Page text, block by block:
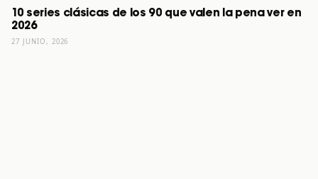
10 series clásicas de los 90 que valen la pena ver en
2026
27 JUNIO, 2026